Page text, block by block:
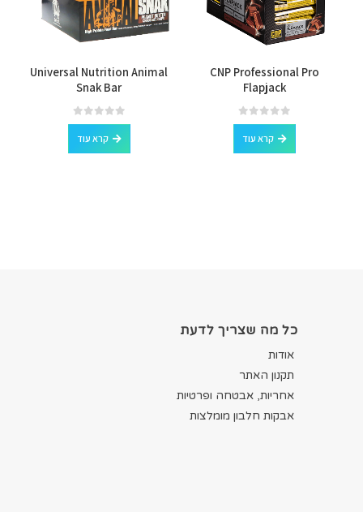
CNP Professional Pro
Flapjack
0
out of 5
קרא עוד
Universal Nutrition Animal
Snak Bar
0
out of 5
קרא עוד
כל מה שצריך לדעת
אודות
תקנון האתר
אחריות, אבטחה ופרטיות
אבקות חלבון מומלצות